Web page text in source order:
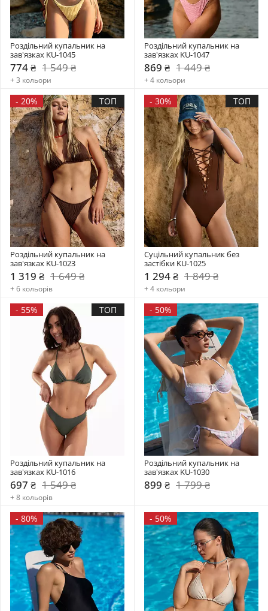
Роздільний купальник на
зав'язках KU-1045
774 ₴ 1 549 ₴
+ 3 кольори
Роздільний купальник на
зав'язках KU-1047
869 ₴ 1 449 ₴
+ 4 кольори
- 20% ТОП
Роздільний купальник на
зав'язках KU-1023
1 319 ₴ 1 649 ₴
+ 6 кольорів
- 30% ТОП
Суцільний купальник без
застібки KU-1025
1 294 ₴ 1 849 ₴
+ 4 кольори
- 55% ТОП
Роздільний купальник на
зав'язках KU-1016
697 ₴ 1 549 ₴
+ 8 кольорів
- 50%
Роздільний купальник на
зав'язках KU-1030
899 ₴ 1 799 ₴
- 80% - 50%